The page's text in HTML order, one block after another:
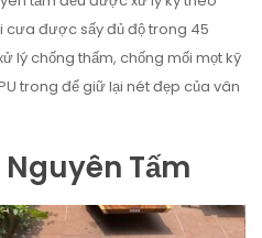
cưa được sấy đủ độ trong 45
lý chống thấm, chống mối mọt kỹ
trong để giữ lại nét đẹp của vân
Nguyên Tấm